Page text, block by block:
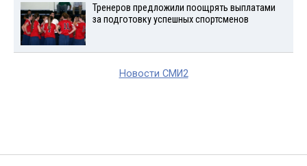
Тренеров предложили поощрять выплатами
за подготовку успешных спортсменов
Новости СМИ2